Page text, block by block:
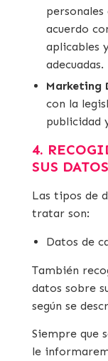
acuerdo
aplicables
adecuadas.
Marketing
con la
publicidad
4.
SUS
Las tipos de
tratar son:
Datos de
También
datos sobre
según se
Siempre que
le